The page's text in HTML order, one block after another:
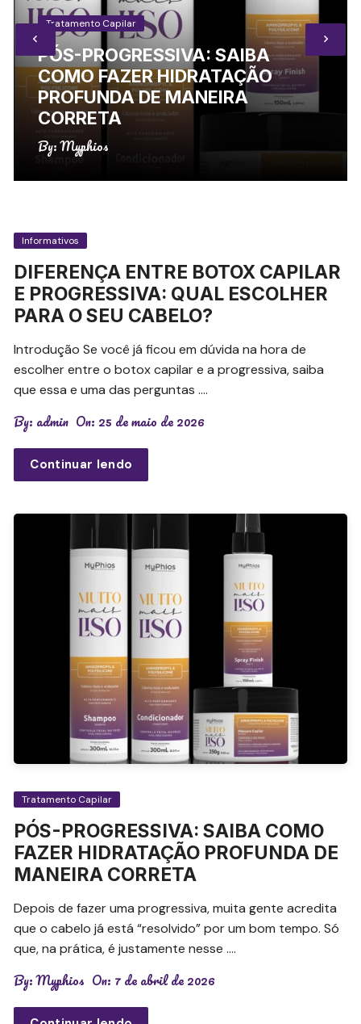
Tratamento Capilar
PÓS-PROGRESSIVA: SAIBA
COMO FAZER HIDRATAÇÃO
PROFUNDA DE MANEIRA
CORRETA
By:Myphios
Informativos
DIFERENÇA ENTRE BOTOX CAPILAR
E PROGRESSIVA: QUAL ESCOLHER
PARA O SEU CABELO?
Introdução Se você já ficou em dúvida na hora de
escolher entre o botox capilar e a progressiva, saiba
que essa e uma das perguntas ….
By: admin On: 25 de maio de 2026
Continuar lendo
Tratamento Capilar
PÓS-PROGRESSIVA: SAIBA COMO
FAZER HIDRATAÇÃO PROFUNDA DE
MANEIRA CORRETA
Depois de fazer uma progressiva, muita gente acredita
que o cabelo já está “resolvido” por um bom tempo. Só
que, na prática, é justamente nesse ….
By:Myphios On: 7 de abril de 2026